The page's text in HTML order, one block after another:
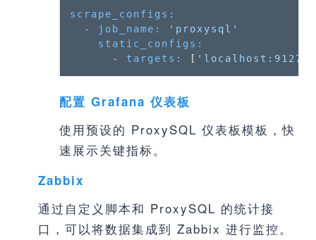
scrape_configs:
-
job_name:
'proxysql'
static_configs:
-
targets: [ 'localhost:9127'
配置 Grafana 仪表板
使用预设的 ProxySQL 仪表板模板，快
速展示关键指标。
Zabbix
通过自定义脚本和 ProxySQL 的统计接
口，可以将数据集成到 Zabbix 进行监控。